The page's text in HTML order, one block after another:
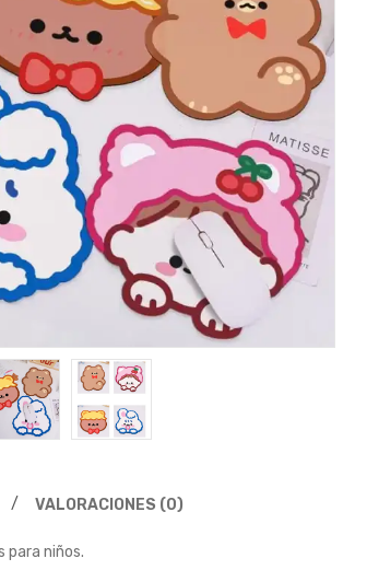
VALORACIONES (0)
para niños.